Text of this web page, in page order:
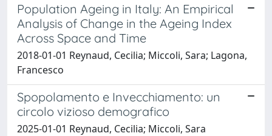
Population Ageing in Italy: An Empirical
Analysis of Change in the Ageing Index
Across Space and Time
2018-01-01 Reynaud, Cecilia; Miccoli, Sara; Lagona,
Francesco
Spopolamento e Invecchiamento: un
circolo vizioso demografico
2025-01-01 Reynaud, Cecilia; Miccoli, Sara